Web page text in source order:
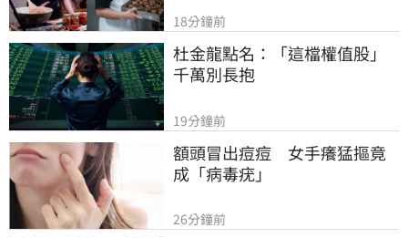
18分鐘前
杜金龍點名：「這檔權值股」
千萬別長抱
19分鐘前
額頭冒出痘痘　女手癢猛摳竟
成「病毒疣」
26分鐘前